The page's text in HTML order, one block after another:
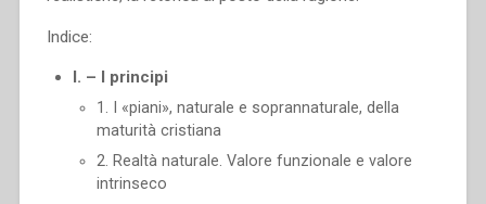
Indice:
I. – I principi
1. I «piani», naturale e soprannaturale, della
maturità cristiana
2. Realtà naturale. Valore funzionale e valore
intrinseco